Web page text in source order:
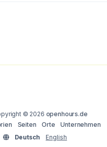
© 2026 openhours.de
Seiten Orte
Unternehmen
Deutsch
English